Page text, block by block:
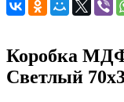
Коробка
Светлый